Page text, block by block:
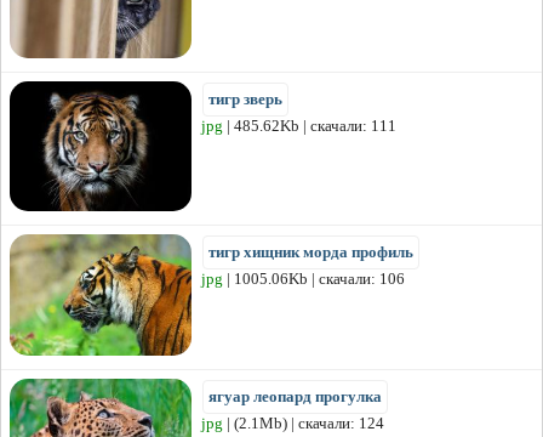
тигр зверь
jpg | 485.62Kb | скачали: 111
тигр хищник морда профиль
jpg | 1005.06Kb | скачали: 106
ягуар леопард прогулка
jpg | (2.1Mb) | скачали: 124